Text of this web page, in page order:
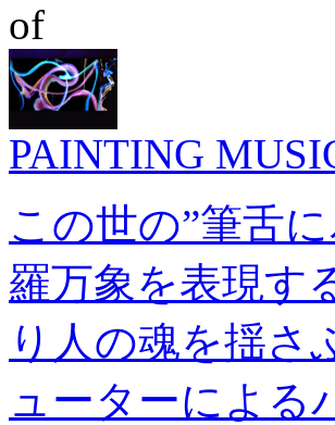
PAINTING
この世の”筆舌
羅万象を表現す
り人の魂を揺さ
ューターによる